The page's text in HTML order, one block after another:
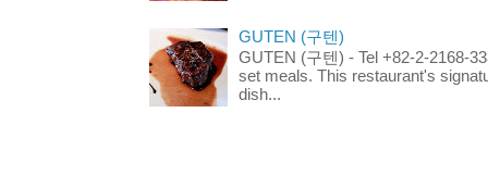
GUTEN (구텐)
GUTEN (구텐) - Tel +82-2-2168-
set meals. This restaurant's
dish...